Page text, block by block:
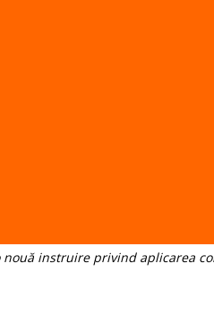
nouă instruire privind aplicarea